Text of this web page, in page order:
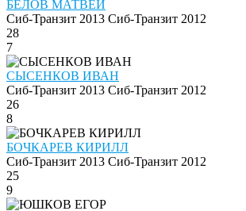
БЕЛОВ МАТВЕЙ
Сиб-Транзит 2013 Сиб-Транзит 2012
28
7
СЫСЕНКОВ ИВАН
Сиб-Транзит 2013 Сиб-Транзит 2012
26
8
БОЧКАРЕВ КИРИЛЛ
Сиб-Транзит 2013 Сиб-Транзит 2012
25
9